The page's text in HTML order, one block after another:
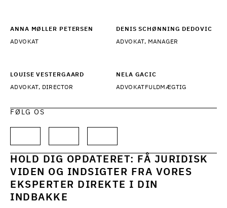
ANNA MØLLER PETERSEN
ADVOKAT
DENIS SCHØNNING DEDOVIC
ADVOKAT, MANAGER
LOUISE VESTERGAARD
ADVOKAT, DIRECTOR
NELA GACIC
ADVOKATFULDMÆGTIG
FØLG OS
HOLD DIG OPDATERET: FÅ JURIDISK
VIDEN OG INDSIGTER FRA VORES
EKSPERTER DIREKTE I DIN
INDBAKKE